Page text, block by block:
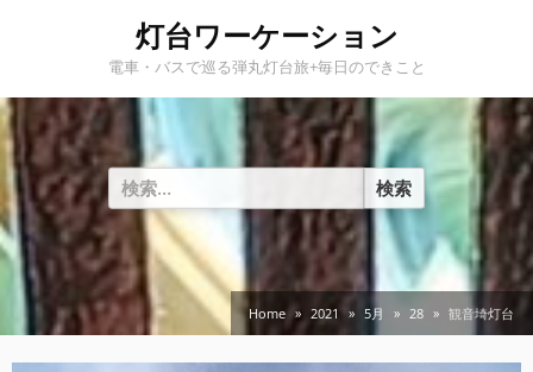
灯台ワーケーション
電車・バスで巡る弾丸灯台旅+毎日のできこと
検
索:
Home 2021 5月 28 観音埼灯台